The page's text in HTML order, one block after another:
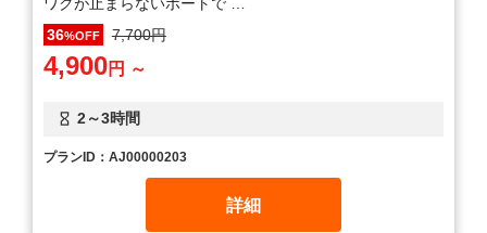
2～3時間
36%OFF 7,700円
4,900円 ～
プランID：AJ00000203
詳細